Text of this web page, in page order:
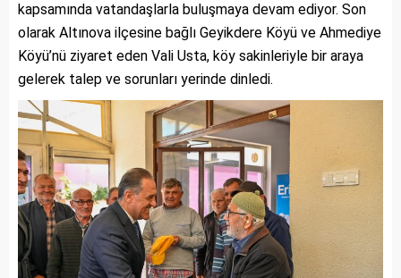
kapsamında vatandaşlarla buluşmaya devam ediyor. Son
olarak Altınova ilçesine bağlı Geyikdere Köyü ve Ahmediye
Köyü’nü ziyaret eden Vali Usta, köy sakinleriyle bir araya
gelerek talep ve sorunları yerinde dinledi.